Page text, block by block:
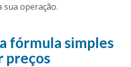
operação.
fórmula simples
preços